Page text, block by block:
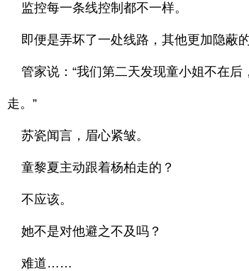
监控每一条线控制都不一样。
即便是弄坏了一处线路，其他更加隐蔽的
管家说：“我们第二天发现童小姐不在后
走。”
苏瓷闻言，眉心紧皱。
童黎夏主动跟着杨柏走的？
不应该。
她不是对他避之不及吗？
难道……